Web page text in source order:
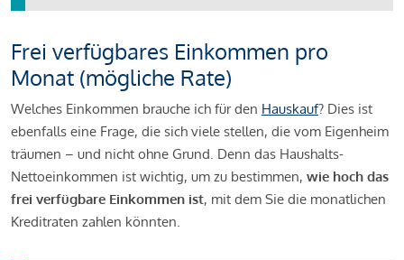
Frei verfügbares Einkommen pro
Monat (mögliche Rate)
Welches Einkommen brauche ich für den Hauskauf? Dies ist
ebenfalls eine Frage, die sich viele stellen, die vom Eigenheim
träumen – und nicht ohne Grund. Denn das Haushalts-
Nettoeinkommen ist wichtig, um zu bestimmen, wie hoch das
frei verfügbare Einkommen ist, mit dem Sie die monatlichen
Kreditraten zahlen könnten.